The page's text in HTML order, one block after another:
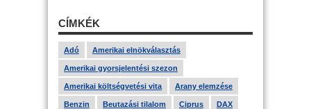
CÍMKÉK
Adó Amerikai elnökválasztás
Amerikai gyorsjelentési szezon
Amerikai költségvetési vita Arany elemzése
Benzin Beutazási tilalom Ciprus DAX